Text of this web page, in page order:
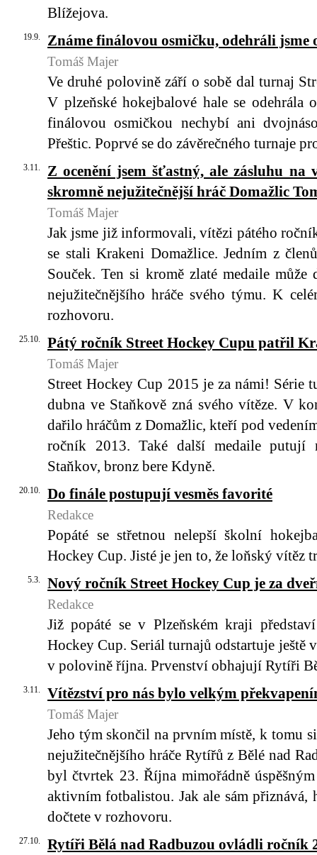
Blížejova.
19.9. Známe finálovou osmičku, odehráli jsme
Tomáš Majer
Ve druhé polovině září o sobě dal turnaj
V plzeňské hokejbalové hale se odehrála
finálovou osmičkou nechybí ani
Přeštic. Poprvé se do závěrečného turnaje
3.11.
Z ocenění jsem šťastný, ale zásluhu na
skromně nejužitečnější hráč Domažlic
Tomáš Majer
Jak jsme již informovali, vítězi pátého
se stali Krakeni Domažlice. Jedním z
Souček. Ten si kromě zlaté medaile
nejužitečnějšího hráče svého týmu. K
rozhovoru.
25.10. Pátý ročník Street Hockey Cupu patřil
Tomáš Majer
Street Hockey Cup 2015 je za námi! Série
dubna ve Staňkově zná svého vítěze. V
dařilo hráčům z Domažlic, kteří pod
ročník 2013. Také další medaile putují
Staňkov, bronz bere Kdyně.
20.10. Do finále postupují vesměs favorité
Redakce
Popáté se střetnou nelepší školní
Hockey Cup. Jisté je jen to, že loňský vítěz
5.3. Nový ročník Street Hockey Cup je za
Redakce
Již popáté se v Plzeňském kraji
Hockey Cup. Seriál turnajů odstartuje ještě
v polovině října. Prvenství obhajují Rytíři
3.11. Vítězství pro nás bylo velkým
Tomáš Majer
Jeho tým skončil na prvním místě, k tomu
nejužitečnějšího hráče Rytířů z Bělé nad
byl čtvrtek 23. Října mimořádně
aktivním fotbalistou. Jak ale sám
dočtete v rozhovoru.
27.10. Rytíři Bělá nad Radbuzou ovládli ročník